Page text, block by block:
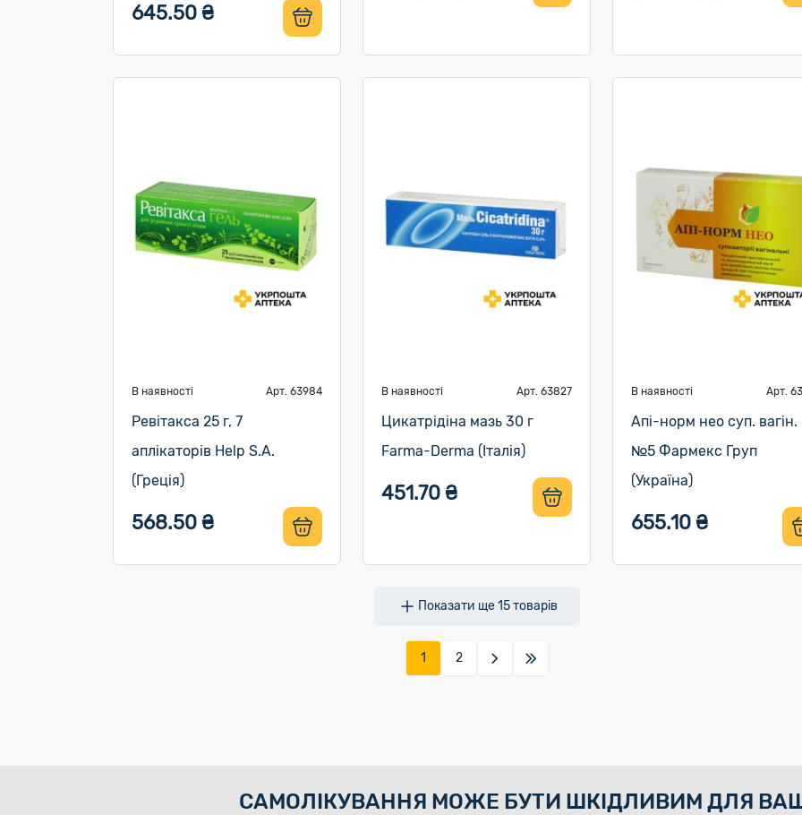
645.50 ₴
В наявності Арт. 63984
Ревітакса 25 г, 7
аплікаторів Help S.A.
(Греція)
568.50 ₴
В наявності Арт. 63827
Цикатрідіна мазь 30 г
Farma-Derma (Італія)
451.70 ₴
В наявності Арт.
Апі-норм нео суп. вагін.
№5 Фармекс Груп
(Україна)
655.10 ₴
Показати ще15товарів
1 2
САМОЛІКУВАННЯ МОЖЕ БУТИ ШКІДЛИВИМ ДЛЯ